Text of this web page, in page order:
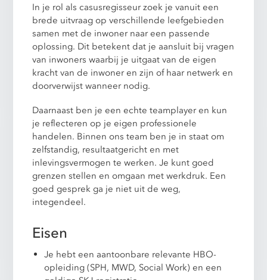
In je rol als casusregisseur zoek je vanuit een
brede uitvraag op verschillende leefgebieden
samen met de inwoner naar een passende
oplossing. Dit betekent dat je aansluit bij vragen
van inwoners waarbij je uitgaat van de eigen
kracht van de inwoner en zijn of haar netwerk en
doorverwijst wanneer nodig.
Daarnaast ben je een echte teamplayer en kun
je reflecteren op je eigen professionele
handelen. Binnen ons team ben je in staat om
zelfstandig, resultaatgericht en met
inlevingsvermogen te werken. Je kunt goed
grenzen stellen en omgaan met werkdruk. Een
goed gesprek ga je niet uit de weg,
integendeel.
Eisen
Je hebt een aantoonbare relevante HBO-
opleiding (SPH, MWD, Social Work) en een